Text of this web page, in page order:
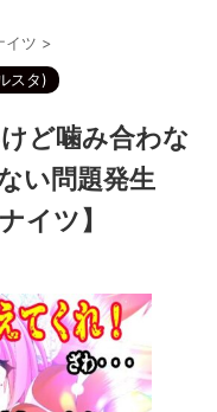
イツ >
スタ)
ど噛み合わな
い問題発生
イツ】